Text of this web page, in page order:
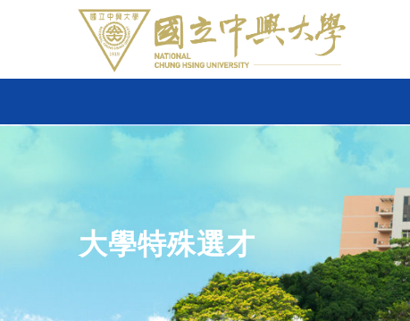
大學特殊選才